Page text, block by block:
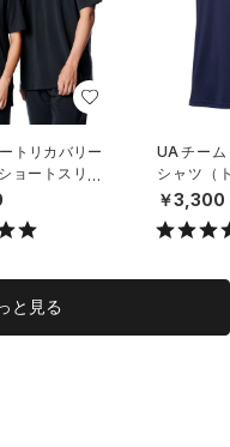
トリカバリー
ョートスリー
ライフスタイ
UAチー
シャツ（
NISEX）
￥3,300
と見る